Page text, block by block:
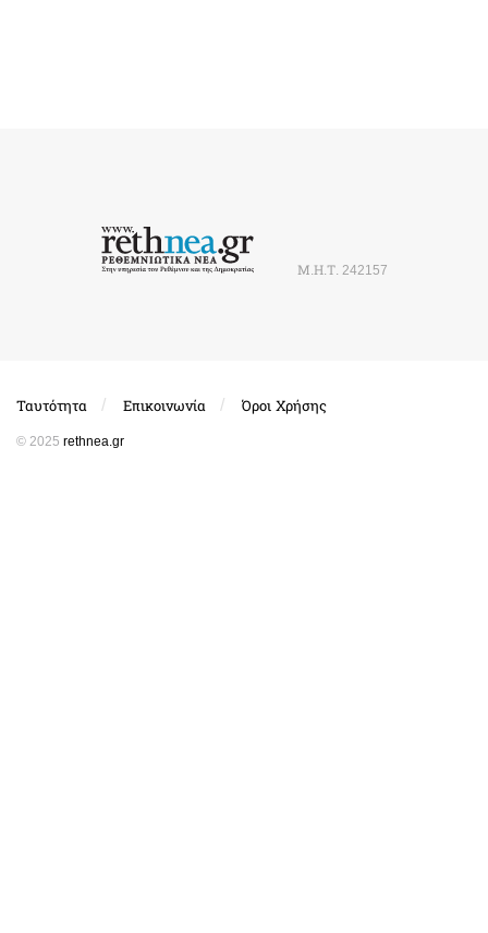
Μ.Η.Τ. 242157
Ταυτότητα Επικοινωνία Όροι Χρήσης
© 2025 rethnea.gr